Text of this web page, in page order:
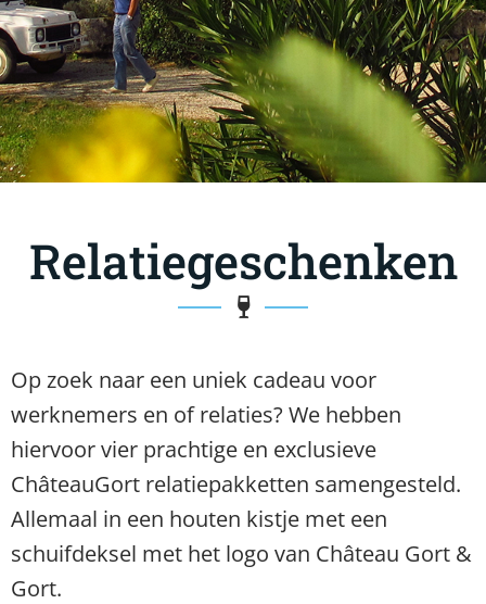
Relatiegeschenken
Op zoek naar een uniek cadeau voor
werknemers en of relaties? We hebben
hiervoor vier prachtige en exclusieve
ChâteauGort relatiepakketten samengesteld.
Allemaal in een houten kistje met een
schuifdeksel met het logo van Château Gort &
Gort.